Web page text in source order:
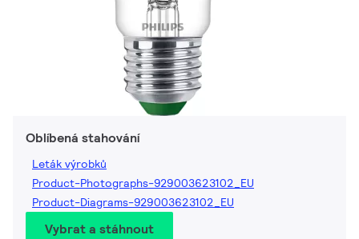
Oblíbená stahování
Leták výrobků
Product-Photographs-929003623102_EU
Product-Diagrams-929003623102_EU
Vybrat a stáhnout